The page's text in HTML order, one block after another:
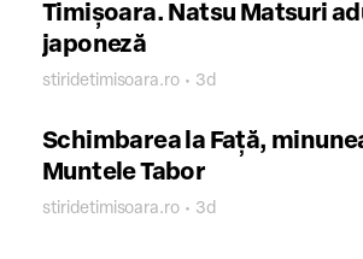
Timișoara. Natsu Matsuri
japoneză
stiridetimisoara.ro • 3d
Schimbarea la Față,
Muntele Tabor
stiridetimisoara.ro • 3d